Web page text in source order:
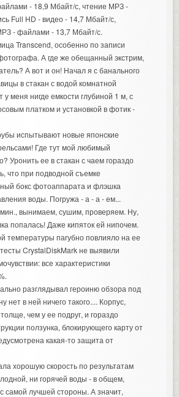
- 18,9 Мбайт/с, чтение МРЗ -
Full HD - видео - 14,7 Мбайт/с,
- файлами - 13,7 Мбайт/с.
Transcend, особенно по записи
А где же обещанный экстрим,
А вот и он! Начал я с банального
в стакан с водой комнатной
у меня нигде емкости глубиной 1 м, с
платком и установкой в фотик -
испытывают новые японские
Где тут мой любимый
Уронить ее в стакан с чаем гораздо
что при подводной съемке
бокс фотоаппарата и флэшка
воды. Погружа - а - а - ем...
вынимаем, сушим, проверяем. Ну,
попалась! Даже кипяток ей нипочем.
температуры пагубно повлияло на ее
CrystalDiskMark не выявили
все характеристики
разглядывал героиню обзора под
нет в ней ничего такого.... Корпус,
чем у ее подруг, и гораздо
ползунка, блокирующего карту от
какая-то защита от
хорошую скорость по результатам
ни горячей воды - в общем,
самой лучшей стороны. А значит,